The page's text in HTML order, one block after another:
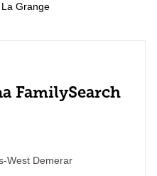
La Grange
FamilySearch
West Demerar